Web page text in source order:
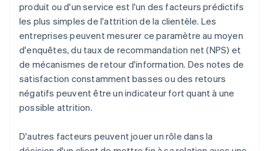
produit ou d'un service est l'un des facteurs prédictifs
les plus simples de l'attrition de la clientèle. Les
entreprises peuvent mesurer ce paramètre au moyen
d'enquêtes, du taux de recommandation net (NPS) et
de mécanismes de retour d'information. Des notes de
satisfaction constamment basses ou des retours
négatifs peuvent être un indicateur fort quant à une
possible attrition.
D'autres facteurs peuvent jouer un rôle dans la